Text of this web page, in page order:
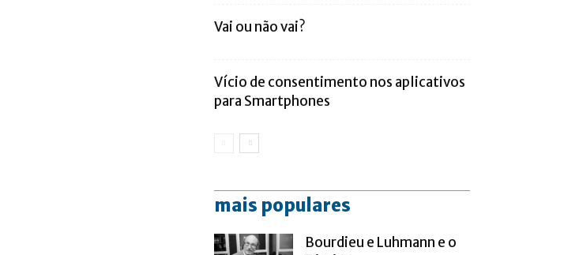
Vai ou não vai?
Vício de consentimento nos aplicativos
para Smartphones
mais populares
Bourdieu e Luhmann e o